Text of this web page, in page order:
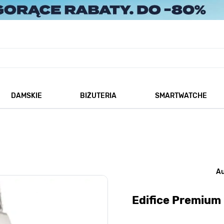
DAMSKIE
BIŻUTERIA
SMARTWATCHE
Edifice Premium